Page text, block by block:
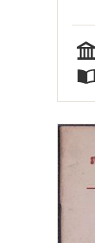
Tid
Typ